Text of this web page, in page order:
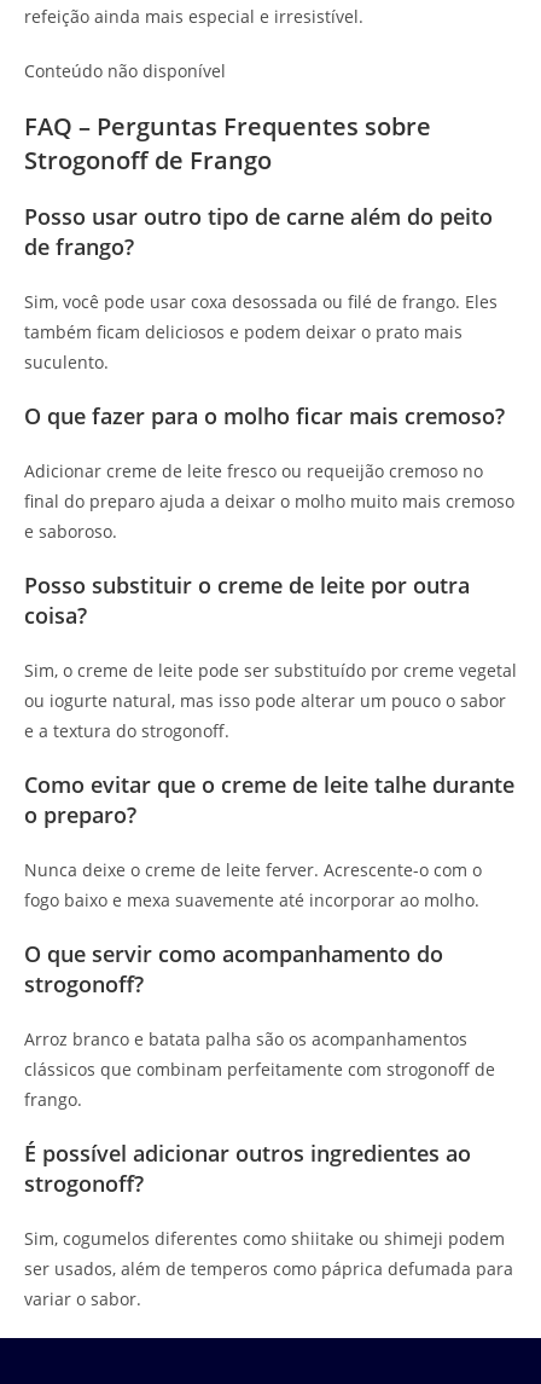
refeição ainda mais especial e irresistível.
Conteúdo não disponível
FAQ – Perguntas Frequentes sobre
Strogonoff de Frango
Posso usar outro tipo de carne além do peito
de frango?
Sim, você pode usar coxa desossada ou filé de frango. Eles
também ficam deliciosos e podem deixar o prato mais
suculento.
O que fazer para o molho ficar mais cremoso?
Adicionar creme de leite fresco ou requeijão cremoso no
final do preparo ajuda a deixar o molho muito mais cremoso
e saboroso.
Posso substituir o creme de leite por outra
coisa?
Sim, o creme de leite pode ser substituído por creme vegetal
ou iogurte natural, mas isso pode alterar um pouco o sabor
e a textura do strogonoff.
Como evitar que o creme de leite talhe durante
o preparo?
Nunca deixe o creme de leite ferver. Acrescente-o com o
fogo baixo e mexa suavemente até incorporar ao molho.
O que servir como acompanhamento do
strogonoff?
Arroz branco e batata palha são os acompanhamentos
clássicos que combinam perfeitamente com strogonoff de
frango.
É possível adicionar outros ingredientes ao
strogonoff?
Sim, cogumelos diferentes como shiitake ou shimeji podem
ser usados, além de temperos como páprica defumada para
variar o sabor.